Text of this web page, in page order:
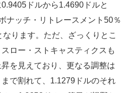
ドルから1.4690ドルと
ナッチ・リトレースメント50％
ります。ただ、ざっくりとこ
ロー・ストキャスティクスも
を見えており、更なる調整は
で割れて、1.1279ドルのそれ